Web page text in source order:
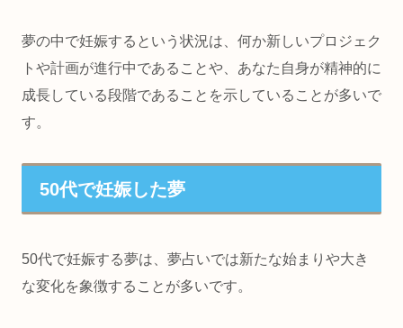
夢の中で妊娠するという状況は、何か新しいプロジェク
トや計画が進行中であることや、あなた自身が精神的に
成長している段階であることを示していることが多いで
す。
50代で妊娠した夢
50代で妊娠する夢は、夢占いでは新たな始まりや大き
な変化を象徴することが多いです。